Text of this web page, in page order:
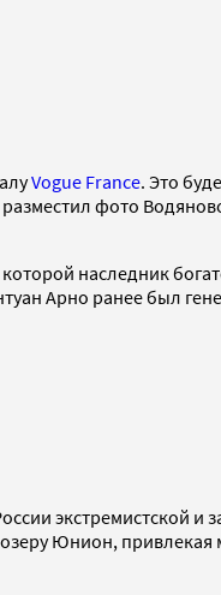
Vogue France. Это
разместил фото
наследник
Арно ранее был
экстремистской и
Юнион,